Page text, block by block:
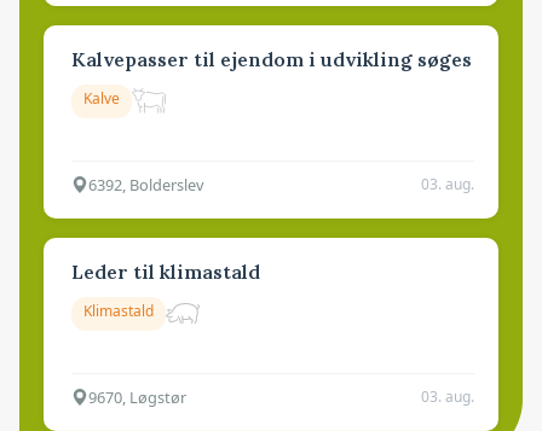
Kalvepasser til ejendom i udvikling søges
Kalve
6392, Bolderslev 03. aug.
Leder til klimastald
Klimastald
9670, Løgstør 03. aug.